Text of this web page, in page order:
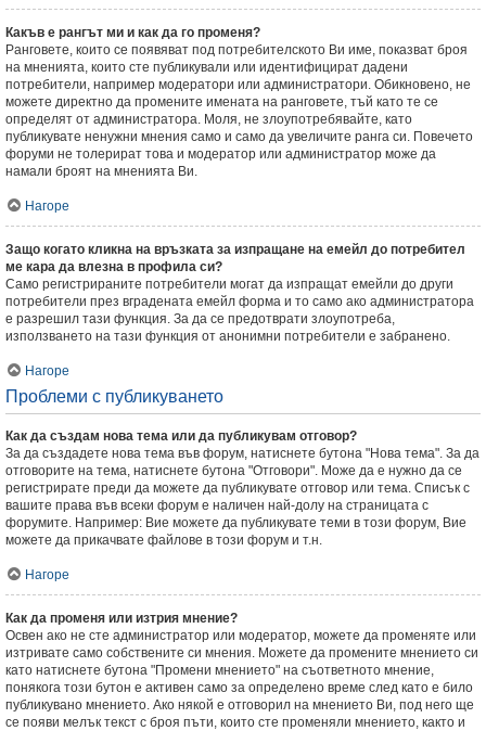
Какъв е рангът ми и как да го променя?
Ранговете, които се появяват под потребителското Ви име, показват броя
на мненията, които сте публикували или идентифицират дадени
потребители, например модератори или администратори. Обикновено, не
можете директно да промените имената на ранговете, тъй като те се
определят от администратора. Моля, не злоупотребявайте, като
публикувате ненужни мнения само и само да увеличите ранга си. Повечето
форуми не толерират това и модератор или администратор може да
намали броят на мненията Ви.
Нагоре
Защо когато кликна на връзката за изпращане на емейл до потребител
ме кара да влезна в профила си?
Само регистрираните потребители могат да изпращат емейли до други
потребители през вградената емейл форма и то само ако администратора
е разрешил тази функция. За да се предотврати злоупотреба,
използването на тази функция от анонимни потребители е забранено.
Нагоре
Проблеми с публикуването
Как да създам нова тема или да публикувам отговор?
За да създадете нова тема във форум, натиснете бутона "Нова тема". За да
отговорите на тема, натиснете бутона "Отговори". Може да е нужно да се
регистрирате преди да можете да публикувате отговор или тема. Списък с
вашите права във всеки форум е наличен най-долу на страницата с
форумите. Например: Вие можете да публикувате теми в този форум, Вие
можете да прикачвате файлове в този форум и т.н.
Нагоре
Как да променя или изтрия мнение?
Освен ако не сте администратор или модератор, можете да променяте или
изтривате само собствените си мнения. Можете да промените мнението си
като натиснете бутона "Промени мнението" на съответното мнение,
понякога този бутон е активен само за определено време след като е било
публикувано мнението. Ако някой е отговорил на мнението Ви, под него ще
се появи мелък текст с броя пъти, които сте променяли мнението, както и